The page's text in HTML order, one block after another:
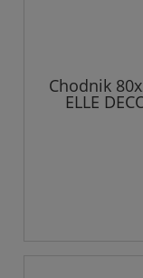
Chodnik
ELLE